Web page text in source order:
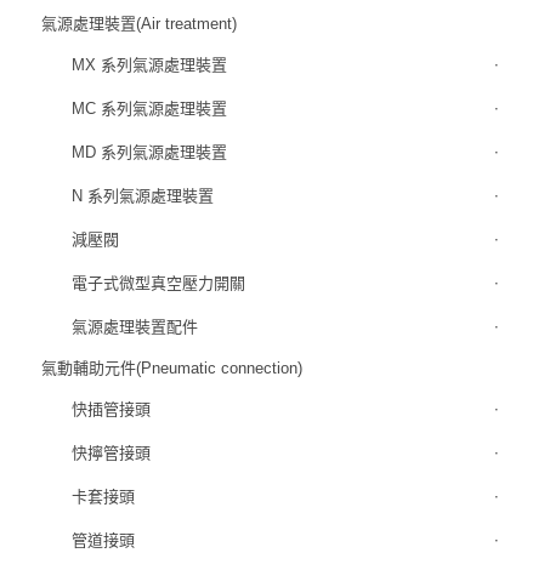
氣源處理裝置(Air treatment)
MX 系列氣源處理裝置
MC 系列氣源處理裝置
MD 系列氣源處理裝置
N 系列氣源處理裝置
減壓閥
電子式微型真空壓力開關
氣源處理裝置配件
氣動輔助元件(Pneumatic connection)
快插管接頭
快擰管接頭
卡套接頭
管道接頭